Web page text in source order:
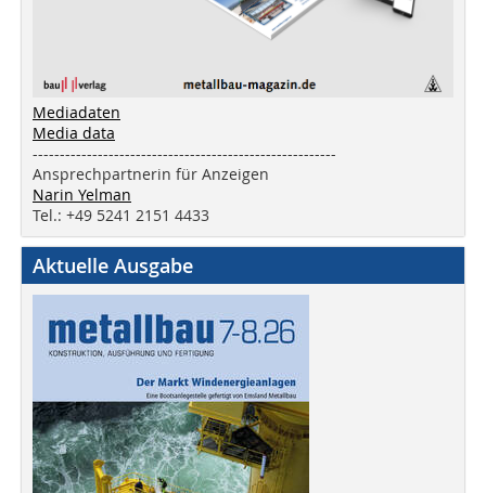
Mediadaten
Media data
--------------------------------------------------------
Ansprechpartnerin für Anzeigen
Narin Yelman
Tel.: +49 5241 2151 4433
Aktuelle Ausgabe